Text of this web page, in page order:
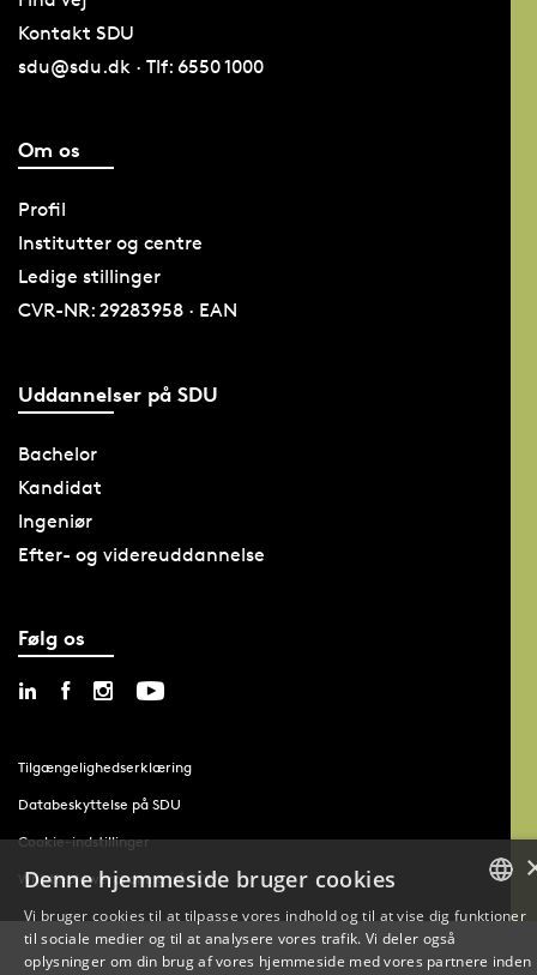
Kontakt SDU
sdu@sdu.dk · Tlf: 6550 1000
Om os
Profil
Institutter og centre
Ledige stillinger
CVR-NR: 29283958 · EAN
Uddannelser på SDU
Bachelor
Kandidat
Ingeniør
Efter- og videreuddannelse
Følg os
Tilgængelighedserklæring
Databeskyttelse på SDU
Cookie-indstillinger
Whistleblowerordning på SDU
Denne hjemmeside bruger cookies
Vi bruger cookies til at tilpasse vores indhold og til at vise dig funktioner
til sociale medier og til at analysere vores trafik. Vi deler også
oplysninger om din brug af vores hjemmeside med vores partnere inden